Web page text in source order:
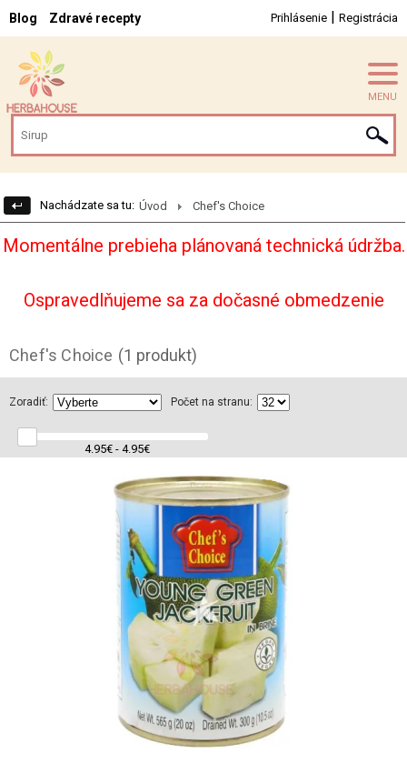
Blog Zdravé recepty Prihlásenie | Registrácia
MENU
Nachádzate sa tu: Úvod Chef's Choice
Momentálne prebieha plánovaná technická údržba.
Ospravedlňujeme sa za dočasné obmedzenie
Chef's Choice (1 produkt)
Zoradiť: Počet na stranu:
4.95€ - 4.95€